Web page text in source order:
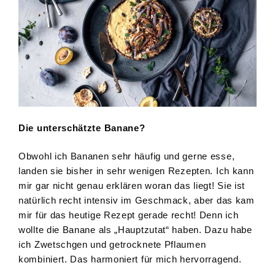
Die unterschätzte Banane?
Obwohl ich Bananen sehr häufig und gerne esse,
landen sie bisher in sehr wenigen Rezepten. Ich kann
mir gar nicht genau erklären woran das liegt! Sie ist
natürlich recht intensiv im Geschmack, aber das kam
mir für das heutige Rezept gerade recht! Denn ich
wollte die Banane als „Hauptzutat“ haben. Dazu habe
ich Zwetschgen und getrocknete Pflaumen
kombiniert. Das harmoniert für mich hervorragend.